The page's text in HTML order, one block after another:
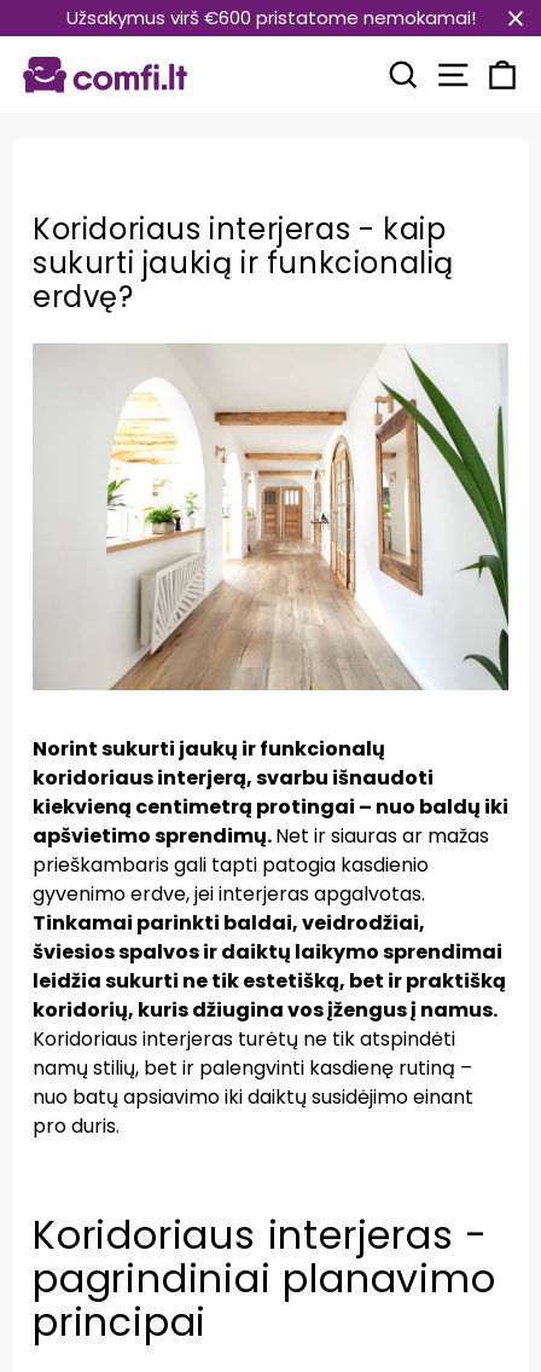
prie
turinio
Užsakymus virš €600 pristatome nemokamai!
Paieška
Koridoriaus interjeras - kaip
sukurti jaukią ir funkcionalią
erdvę?
Norint sukurti jaukų ir funkcionalų
koridoriaus interjerą, svarbu išnaudoti
kiekvieną centimetrą protingai – nuo baldų iki
apšvietimo sprendimų.Net ir siauras ar mažas
prieškambaris gali tapti patogia kasdienio
gyvenimo erdve, jei interjeras apgalvotas.
Tinkamai parinkti baldai, veidrodžiai,
šviesios spalvos ir daiktų laikymo sprendimai
leidžia sukurti ne tik estetišką, bet ir praktišką
koridorių, kuris džiugina vos įžengus į namus.
Koridoriaus interjeras turėtų ne tik atspindėti
namų stilių, bet ir palengvinti kasdienę rutiną –
nuo batų apsiavimo iki daiktų susidėjimo einant
pro duris.
Koridoriaus interjeras -
pagrindiniai planavimo
principai